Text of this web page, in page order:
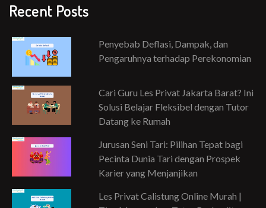
Recent Posts
Penyebab Deflasi, Dampak, dan
Pengaruhnya terhadap Perekonomian
Cari Guru Les Privat Jakarta Barat? Ini
Solusi Belajar Fleksibel dengan Tutor
Datang ke Rumah
Jurusan Seni Tari: Pilihan Tepat bagi
Pecinta Dunia Tari dengan Prospek
Karier yang Menjanjikan
Les Privat Calistung Online Murah |